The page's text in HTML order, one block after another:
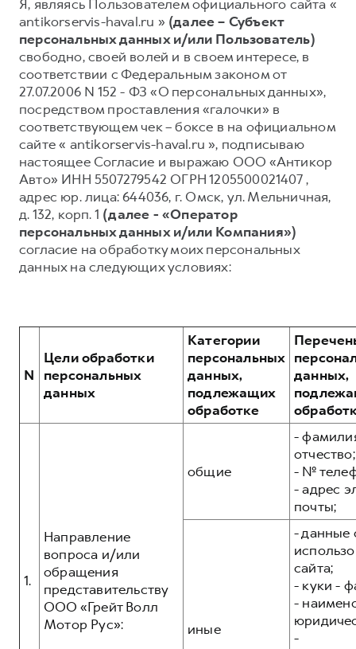
от 3 199 000 ₽ от 3 499 000 ₽
от 2 899 000 ₽
F7X
от 3 599 000 ₽
от 3 449 000 ₽
Тест-драйв
Трейд-ин
КРЕДИТ И СТРАХОВАНИЕ
Кредитный калькулятор
Страхование
Кредит
КОРПОРАТИВНЫМ КЛИЕНТАМ
Для малого бизнеса
Система управления автопарком
Сервис для корпоративных клиентов
HAVAL Лизинг
Автомобильные аксессуары
Коллекция Детская
СЕРВИСНОЕ ОБСЛУЖИВАНИЕ
Нулевое ТО
Программа «Помощь на дороге»
Регламенты технического обслуживания
Электронный ПТС
ПОДДЕРЖКА
GWM Безопасность
Гарантия HAVAL
Мобильное приложение GWM
АКСЕССУАРЫ HAVAL
Автомобильные аксессуары
О дилере
Наша команда
Контакты
Я, являясь Пользователем официального сайта «
antikorservis-haval.ru » (далее – Субъект
персональных данных и/или Пользователь)
свободно, своей волей и в своем интересе, в
соответствии с Федеральным законом от
27.07.2006 N 152 - ФЗ «О персональных данных»,
посредством проставления «галочки» в
соответствующем чек – боксе в на официальном
сайте « antikorservis-haval.ru », подписываю
настоящее Согласие и выражаю ООО «Антикор
Авто» ИНН 5507279542 ОГРН 1205500021407 ,
адрес юр. лица: 644036, г. Омск, ул. Мельничная,
д. 132, корп. 1 (далее - «Оператор
персональных данных и/или Компания»)
согласие на обработку моих персональных
данных на следующих условиях:
N
Цели обработки
персональных
данных
Категории
персональных
данных,
подлежащих
обработке
данных,
1.
Направление
вопроса и/или
обращения
представительству
ООО «Грейт Волл
Мотор Рус»:
общие
-
отчество;
- №
- адрес
почты;
иные
- данные
сайта;
- куки -
-
-